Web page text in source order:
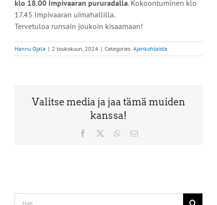
klo 18.00 Impivaaran pururadalla. Kokoontuminen klo
17.45 Impivaaran uimahallilla.
Tervetuloa runsain joukoin kisaamaan!
Hannu Ojala | 2 toukokuun, 2024 | Categories: Ajankohtaista
Valitse media ja jaa tämä muiden
kanssa!
Facebook WhatsAppSähköposti
Etsi